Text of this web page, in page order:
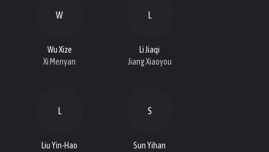
W
Wu Xize
Xi Menyan
L
Li Jiaqi
Jiang Xiaoyou
L
Liu Yin-Hao
S
Sun Yihan